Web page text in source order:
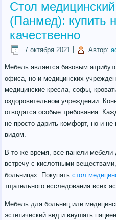
Стол
(Панмед): купить
качественно
7 октября 2021 Автор:
Мебель является базовым
офиса, но и медицинских
медицинские кресла, софы,
оздоровительном учреждении.
отводятся особые требования.
не просто дарить комфорт, но и
видом.
В то же время, все панели
встречу с кислотными
больницах. Покупатьстол
тщательного исследования всех
Мебель для больниц или
эстетический вид и внушать